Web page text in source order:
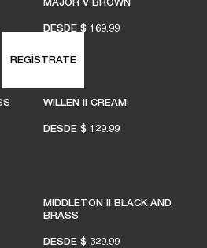
REGÍSTRATE
DESDE $ 169.99
WILLEN II CREAM
DESDE $ 129.99
MIDDLETON II BLACK AND
BRASS
DESDE $ 329.99